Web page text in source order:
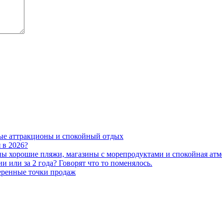
аттракционы и спокойный отдых
2026?
хорошие пляжи, магазины с морепродуктами и спокойная
или за 2 года? Говорят что то поменялось.
точки продаж